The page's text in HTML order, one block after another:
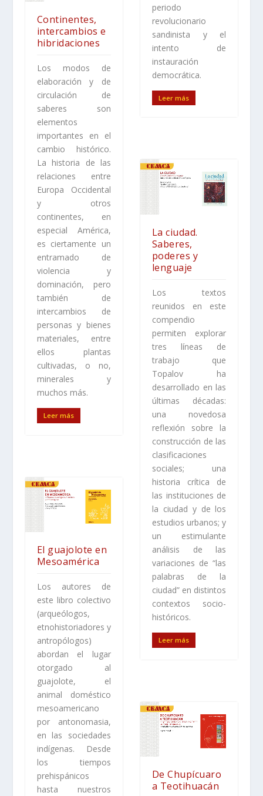
periodo
revolucionario
sandinista y el
intento de
instauración
democrática.
Leer más
Continentes,
intercambios e
hibridaciones
Los modos de
elaboración y de
circulación de
saberes son
elementos
importantes en el
cambio histórico.
La historia de las
relaciones entre
Europa Occidental
y otros
continentes, en
especial América,
es ciertamente un
entramado de
violencia y
dominación, pero
también de
intercambios de
personas y bienes
materiales, entre
ellos plantas
cultivadas, o no,
minerales y
muchos más.
Leer más
La ciudad.
Saberes,
poderes y
lenguaje
Los textos
reunidos en este
compendio
permiten explorar
tres líneas de
trabajo que
Topalov ha
desarrollado en las
últimas décadas:
una novedosa
reflexión sobre la
construcción de las
clasificaciones
sociales; una
historia crítica de
las instituciones de
la ciudad y de los
estudios urbanos; y
un estimulante
análisis de las
variaciones de “las
palabras de la
ciudad” en distintos
contextos socio-
históricos.
Leer más
El guajolote en
Mesoamérica
Los autores de
este libro colectivo
(arqueólogos,
etnohistoriadores y
antropólogos)
abordan el lugar
otorgado al
guajolote, el
animal doméstico
mesoamericano
por antonomasia,
en las sociedades
indígenas. Desde
los tiempos
prehispánicos
hasta nuestros
De Chupícuaro
a Teotihuacán